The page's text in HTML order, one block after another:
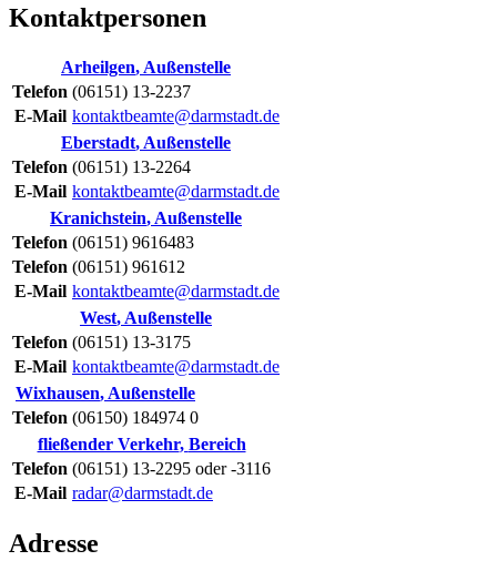
Kontaktpersonen
Arheilgen,Außenstelle
Telefon (06151) 13-2237
E-Mail kontaktbeamte@darmstadt.de
Eberstadt,Außenstelle
Telefon (06151) 13-2264
E-Mail kontaktbeamte@darmstadt.de
Kranichstein,Außenstelle
Telefon (06151) 9616483
Telefon (06151) 961612
E-Mail kontaktbeamte@darmstadt.de
West,Außenstelle
Telefon (06151) 13-3175
E-Mail kontaktbeamte@darmstadt.de
Wixhausen,Außenstelle
Telefon (06150) 184974 0
fließender Verkehr, Bereich
Telefon (06151) 13-2295 oder -3116
E-Mail radar@darmstadt.de
Adresse